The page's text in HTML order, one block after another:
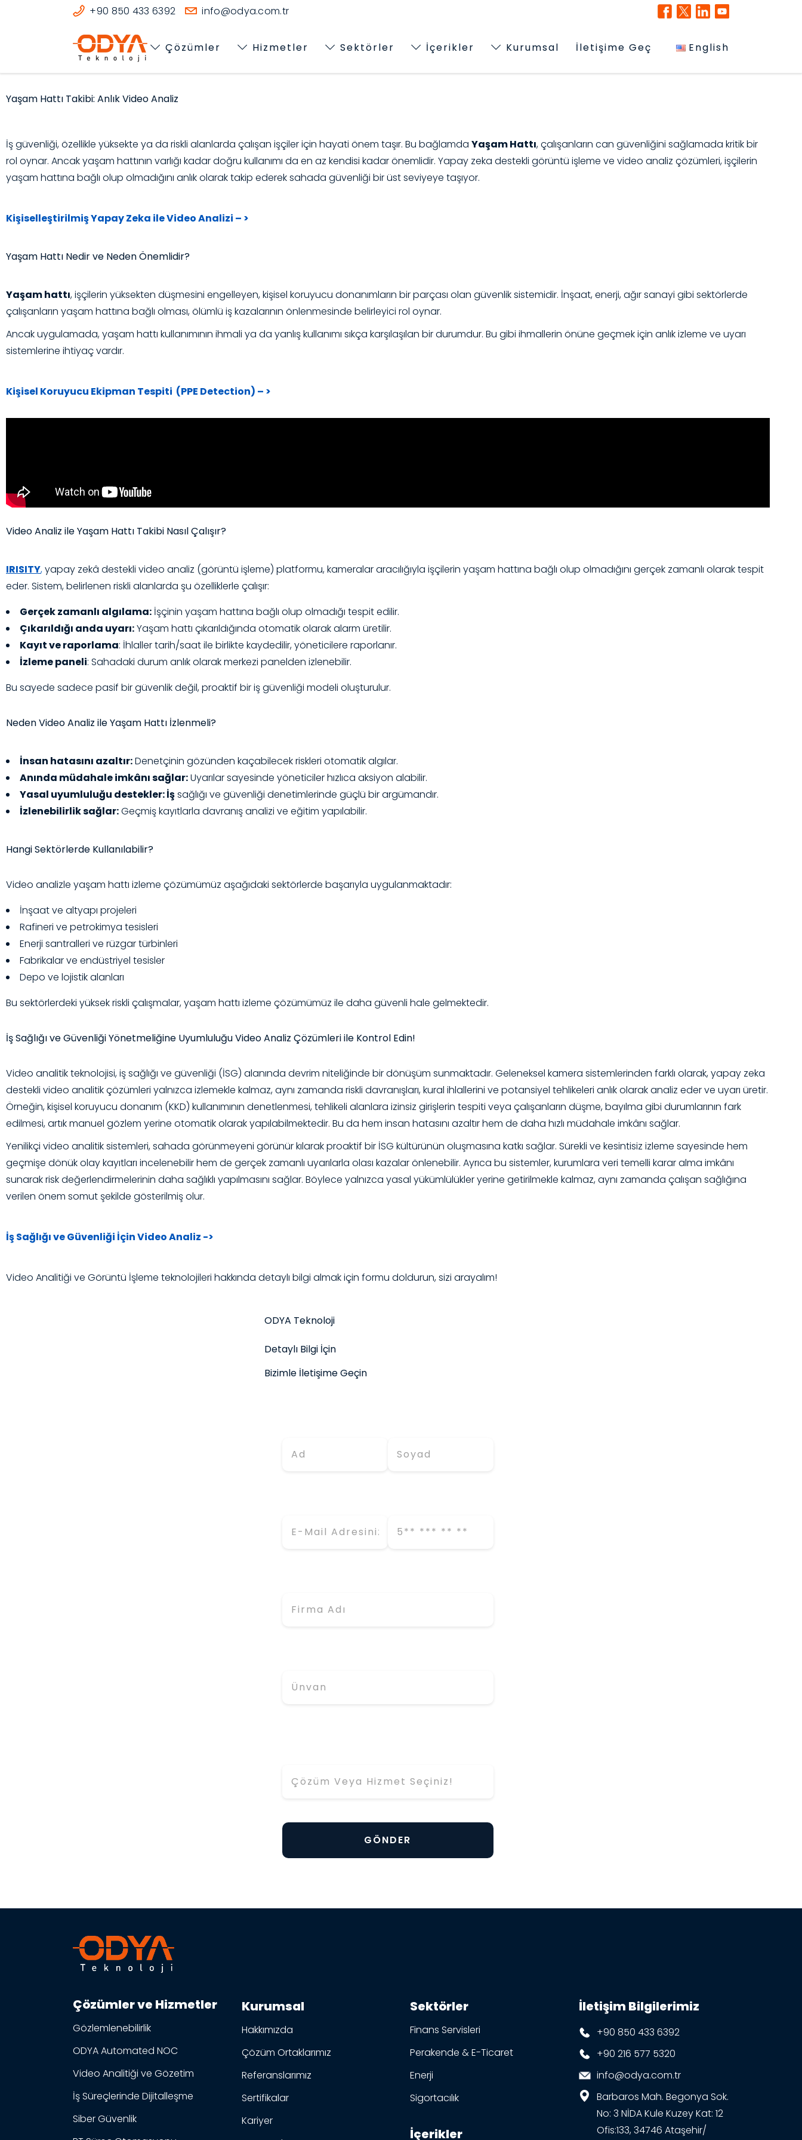
+90 850 433 6392 info@odya.com.tr
Çözümler Hizmetler Sektörler İçerikler Kurumsal İletişime Geç English
Yaşam Hattı Takibi: Anlık Video Analiz
İş güvenliği, özellikle yüksekte ya da riskli alanlarda çalışan işçiler için hayati önem taşır. Bu bağlamda Yaşam Hattı, çalışanların can güvenliğini sağlamada kritik bir
rol oynar. Ancak yaşam hattının varlığı kadar doğru kullanımı da en az kendisi kadar önemlidir. Yapay zeka destekli görüntü işleme ve video analiz çözümleri, işçilerin
yaşam hattına bağlı olup olmadığını anlık olarak takip ederek sahada güvenliği bir üst seviyeye taşıyor.
Kişiselleştirilmiş Yapay Zeka ile Video Analizi – >
Yaşam Hattı Nedir ve Neden Önemlidir?
Yaşam hattı, işçilerin yüksekten düşmesini engelleyen, kişisel koruyucu donanımların bir parçası olan güvenlik sistemidir. İnşaat, enerji, ağır sanayi gibi sektörlerde
çalışanların yaşam hattına bağlı olması, ölümlü iş kazalarının önlenmesinde belirleyici rol oynar.
Ancak uygulamada, yaşam hattı kullanımının ihmali ya da yanlış kullanımı sıkça karşılaşılan bir durumdur. Bu gibi ihmallerin önüne geçmek için anlık izleme ve uyarı
sistemlerine ihtiyaç vardır.
Kişisel Koruyucu Ekipman Tespiti (PPE Detection) – >
Video Analiz ile Yaşam Hattı Takibi Nasıl Çalışır?
IRISITY,yapay zekâ destekli video analiz (görüntü işleme) platformu, kameralar aracılığıyla işçilerin yaşam hattına bağlı olup olmadığını gerçek zamanlı olarak tespit
eder. Sistem, belirlenen riskli alanlarda şu özelliklerle çalışır:
Gerçek zamanlı algılama: İşçinin yaşam hattına bağlı olup olmadığı tespit edilir.
Çıkarıldığı anda uyarı:Yaşam hattı çıkarıldığında otomatik olarak alarm üretilir.
Kayıt ve raporlama: İhlaller tarih/saat ile birlikte kaydedilir, yöneticilere raporlanır.
İzleme paneli: Sahadaki durum anlık olarak merkezi panelden izlenebilir.
Bu sayede sadece pasif bir güvenlik değil, proaktif bir iş güvenliği modeli oluşturulur.
Neden Video Analiz ile Yaşam Hattı İzlenmeli?
İnsan hatasını azaltır:Denetçinin gözünden kaçabilecek riskleri otomatik algılar.
Anında müdahale imkânı sağlar:Uyarılar sayesinde yöneticiler hızlıca aksiyon alabilir.
Yasal uyumluluğu destekler: İşsağlığı ve güvenliği denetimlerinde güçlü bir argümandır.
İzlenebilirlik sağlar:Geçmiş kayıtlarla davranış analizi ve eğitim yapılabilir.
Hangi Sektörlerde Kullanılabilir?
Video analizle yaşam hattı izleme çözümümüz aşağıdaki sektörlerde başarıyla uygulanmaktadır:
İnşaat ve altyapı projeleri
Rafineri ve petrokimya tesisleri
Enerji santralleri ve rüzgar türbinleri
Fabrikalar ve endüstriyel tesisler
Depo ve lojistik alanları
Bu sektörlerdeki yüksek riskli çalışmalar, yaşam hattı izleme çözümümüz ile daha güvenli hale gelmektedir.
İş Sağlığı ve Güvenliği Yönetmeliğine Uyumluluğu Video Analiz Çözümleri ile Kontrol Edin!
Video analitik teknolojisi, iş sağlığı ve güvenliği (İSG) alanında devrim niteliğinde bir dönüşüm sunmaktadır. Geleneksel kamera sistemlerinden farklı olarak, yapay zeka
destekli video analitik çözümleri yalnızca izlemekle kalmaz, aynı zamanda riskli davranışları, kural ihlallerini ve potansiyel tehlikeleri anlık olarak analiz eder ve uyarı üretir.
Örneğin, kişisel koruyucu donanım (KKD) kullanımının denetlenmesi, tehlikeli alanlara izinsiz girişlerin tespiti veya çalışanların düşme, bayılma gibi durumlarının fark
edilmesi, artık manuel gözlem yerine otomatik olarak yapılabilmektedir. Bu da hem insan hatasını azaltır hem de daha hızlı müdahale imkânı sağlar.
Yenilikçi video analitik sistemleri, sahada görünmeyeni görünür kılarak proaktif bir İSG kültürünün oluşmasına katkı sağlar. Sürekli ve kesintisiz izleme sayesinde hem
geçmişe dönük olay kayıtları incelenebilir hem de gerçek zamanlı uyarılarla olası kazalar önlenebilir. Ayrıca bu sistemler, kurumlara veri temelli karar alma imkânı
sunarak risk değerlendirmelerinin daha sağlıklı yapılmasını sağlar. Böylece yalnızca yasal yükümlülükler yerine getirilmekle kalmaz, aynı zamanda çalışan sağlığına
verilen önem somut şekilde gösterilmiş olur.
İş Sağlığı ve Güvenliği İçin Video Analiz ->
Video Analitiği ve Görüntü İşleme teknolojileri hakkında detaylı bilgi almak için formu doldurun, sizi arayalım!
ODYA Teknoloji
Detaylı Bilgi İçin
Bizimle İletişime Geçin
Çözümler ve Hizmetler
Gözlemlenebilirlik
ODYA Automated NOC
Video Analitiği ve Gözetim
İş Süreçlerinde Dijitalleşme
Siber Güvenlik
Kurumsal
Hakkımızda
Çözüm Ortaklarımız
Referanslarımız
Sertifikalar
Kariyer
Sektörler
Finans Servisleri
Perakende & E-Ticaret
Enerji
Sigortacılık
İçerikler
İletişim Bilgilerimiz
+90 850 433 6392
+90 216 577 5320
info@odya.com.tr
Barbaros Mah. Begonya Sok.
No: 3 NİDA Kule Kuzey Kat: 12
Ofis:133, 34746 Ataşehir/